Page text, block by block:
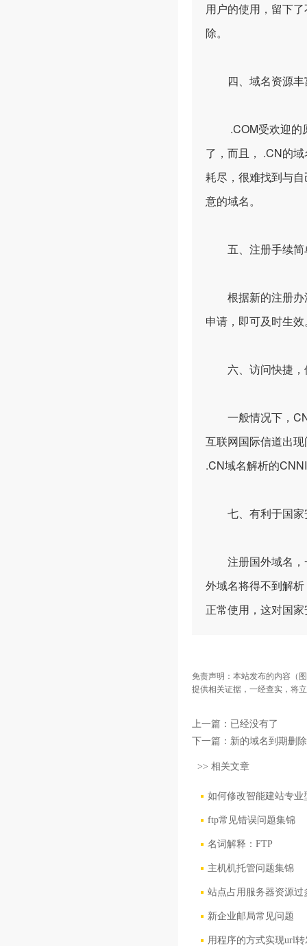
用户的使用，留下
除。
四、域名资源丰
.COM受欢迎的原
了，而且， .CN的
耗尽，很难找到与
意的域名。
五、注册手续简
根据新的注册办
申请，即可及时生
六、访问快捷，
一般情况下，CN
互联网国际信道出
.CN域名解析的
七、有利于国家
注册国外域名，
外域名将得不到解
正常使用，这对国
免责声明：本站发布的内容（
提供相关证据，一经查实，将
上一篇：已经没有了
下一篇： 新的域名到期删
>> 相关文章
如何修改智能建站专业
ftp常见错误问题集锦
名词解释：FTP
主机机托管问题集锦
站点占用服务器资源过
新企业邮局常见问题
用程序的方式实现url